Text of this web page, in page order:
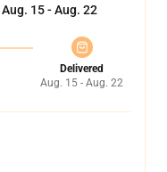
Aug. 15 - Aug. 22
Delivered
Aug. 15 - Aug. 22